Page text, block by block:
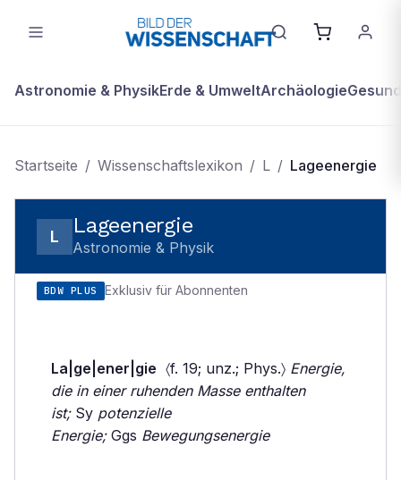
Astronomie & PhysikErde & UmweltArchäologie
Startseite / Wissenschaftslexikon / L / Lageenergie
L Lageenergie
Astronomie & Physik
BDW PLUS Exklusiv für Abonnenten
La|ge|ener|gie 〈f. 19; unz.; Phys.〉 Energie,
die in einer ruhenden Masse enthalten
ist;Sy potenzielle
Energie;Ggs Bewegungsenergie